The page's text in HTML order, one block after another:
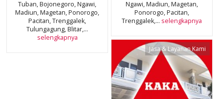
Tuban, Bojonegoro, Ngawi,
Madiun, Magetan, Ponorogo,
Pacitan, Trenggalek,
Tulungagung, Blitar,...
selengkapnya
Ngawi, Madiun, Magetan,
Ponorogo, Pacitan,
Trenggalek,... selengkapnya
Jasa & Layanan Kami